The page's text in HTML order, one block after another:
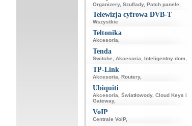
Organizery, Szuflady, Patch panele
Telewizja cyfrowa DVB-T
Wszystkie
Teltonika
Akcesoria
Tenda
Switche Akcesoria Inteligentny dom,
TP-Link
Akcesoria Routery,
Ubiquiti
Akcesoria Światłowody, Cloud Keys i
Gateway,
VoIP
Centrale VoIP,